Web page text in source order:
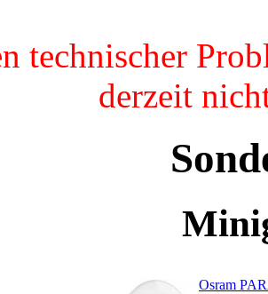
technischer
derzeit
Osram